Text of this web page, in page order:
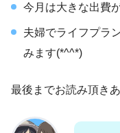
今月は大きな出費
夫婦でライフプラ
みます(*^^*)
最後までお読み頂き